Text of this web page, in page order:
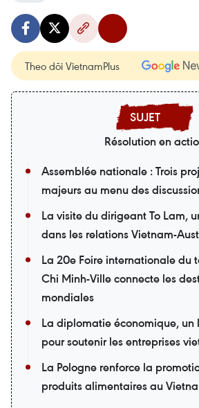
Theo dõi VietnamPlus
Résolution en
Assemblée nationale : Trois
majeurs au menu des
La visite du dirigeant To Lam,
dans les relations Vietnam-
La 20e Foire internationale du
Chi Minh-Ville connecte les
mondiales
La diplomatie économique, un
pour soutenir les entreprises
La Pologne renforce la
produits alimentaires au